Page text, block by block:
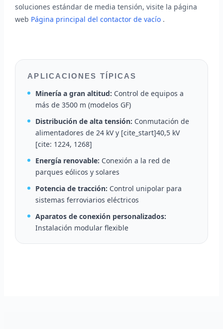
soluciones estándar de media tensión, visite la página
web Página principal del contactor de vacío .
APLICACIONES TÍPICAS
Minería a gran altitud: Control de equipos a
más de 3500 m (modelos GF)
Distribución de alta tensión: Conmutación de
alimentadores de 24 kV y [cite_start]40,5 kV
[cite: 1224, 1268]
Energía renovable: Conexión a la red de
parques eólicos y solares
Potencia de tracción: Control unipolar para
sistemas ferroviarios eléctricos
Aparatos de conexión personalizados:
Instalación modular flexible